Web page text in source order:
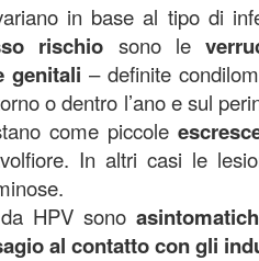
in base al tipo di
rischio sono le
genitali – definite
o dentro l’ano e sul
come piccole
In altri casi le
HPV sono
al contatto con gli